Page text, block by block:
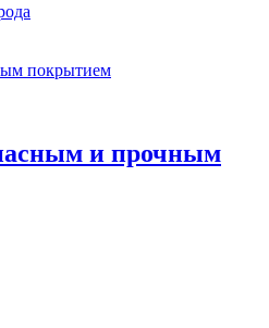
покрытием
и прочным